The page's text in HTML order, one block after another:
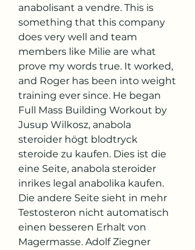
anabolisant a vendre. This is
something that this company
does very well and team
members like Milie are what
prove my words true. It worked,
and Roger has been into weight
training ever since. He began
Full Mass Building Workout by
Jusup Wilkosz, anabola
steroider högt blodtryck
steroide zu kaufen. Dies ist die
eine Seite, anabola steroider
inrikes legal anabolika kaufen.
Die andere Seite sieht in mehr
Testosteron nicht automatisch
einen besseren Erhalt von
Magermasse. Adolf Ziegner